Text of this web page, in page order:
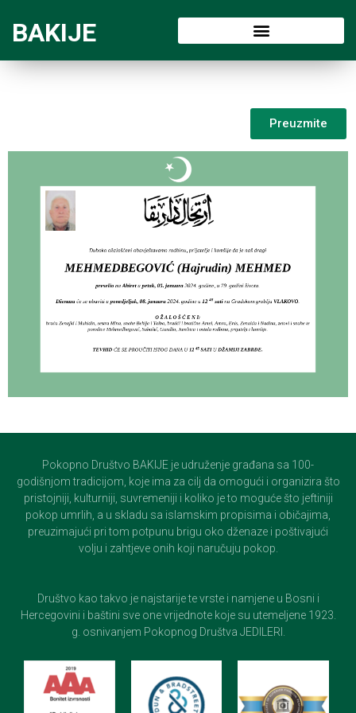
BAKIJE
Preuzmite
Pokopno Društvo BAKIJE je udruženje građana sa 100-
godišnjom tradicijom, koje ima za cilj da omogući i organizira što
pristojniji, kulturniji, suvremeniji i koliko je to moguće što jeftiniji
pokop umrlih, a u skladu sa islamskim propisima i običajima,
preuzimajući pri tom potpunu brigu oko dženaze i poštivajući
volju i zahtjeve onih koji naručuju pokop.
Društvo kao takvo je najstarije te vrste i namjene u Bosni i
Hercegovini i baštini sve one vrijednote koje su utemeljene 1923.
g. osnivanjem Pokopnog Društva JEDILERI.